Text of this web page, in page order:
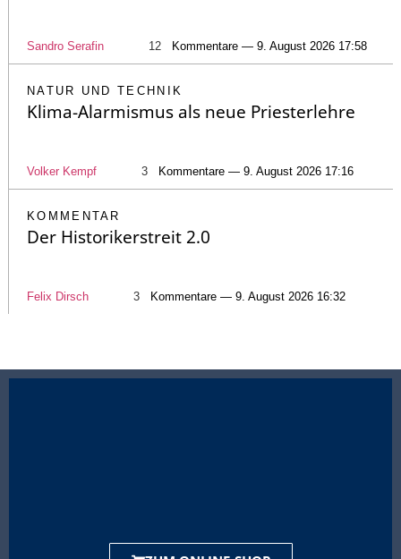
Sandro Serafin 12 Kommentare — 9. August 2026 17:58
NATUR UND TECHNIK
Klima-Alarmismus als neue Priesterlehre
Volker Kempf 3 Kommentare — 9. August 2026 17:16
KOMMENTAR
Der Historikerstreit 2.0
Felix Dirsch 3 Kommentare — 9. August 2026 16:32